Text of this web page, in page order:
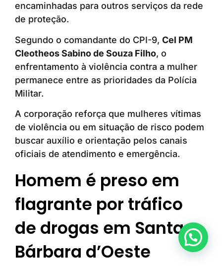
encaminhadas para outros serviços da rede
de proteção.
Segundo o comandante do CPI-9, Cel PM
Cleotheos Sabino de Souza Filho, o
enfrentamento à violência contra a mulher
permanece entre as prioridades da Polícia
Militar.
A corporação reforça que mulheres vítimas
de violência ou em situação de risco podem
buscar auxílio e orientação pelos canais
oficiais de atendimento e emergência.
Homem é preso em
flagrante por tráfico
de drogas em Santa
Bárbara d’Oeste
Anunciar ou recomendar matéria